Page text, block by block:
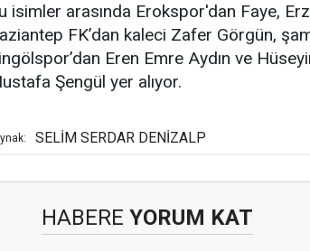
isimler arasında Erokspor'dan Faye,
FK’dan kaleci Zafer Görgün,
Eren Emre Aydın ve
Şengül yer alıyor.
SELİM SERDAR DENİZALP
HABERE YORUM KAT